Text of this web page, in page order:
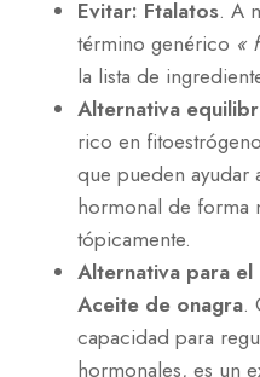
Evitar: Ftalatos. A
término genérico «
la lista de
Alternativa
rico en
que pueden ayudar
hormonal de forma
tópicamente.
Alternativa para
Aceite de onagra.
capacidad para
hormonales, es un